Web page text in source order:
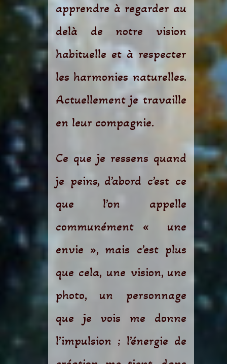
apprendre à regarder au
delà de notre vision
habituelle et à respecter
les harmonies naturelles.
Actuellement je travaille
en leur compagnie.
Ce que je ressens quand
je peins, d’abord c’est ce
que l’on appelle
communément « une
envie », mais c’est plus
que cela, une vision, une
photo, un personnage
que je vois me donne
l’impulsion ; l’énergie de